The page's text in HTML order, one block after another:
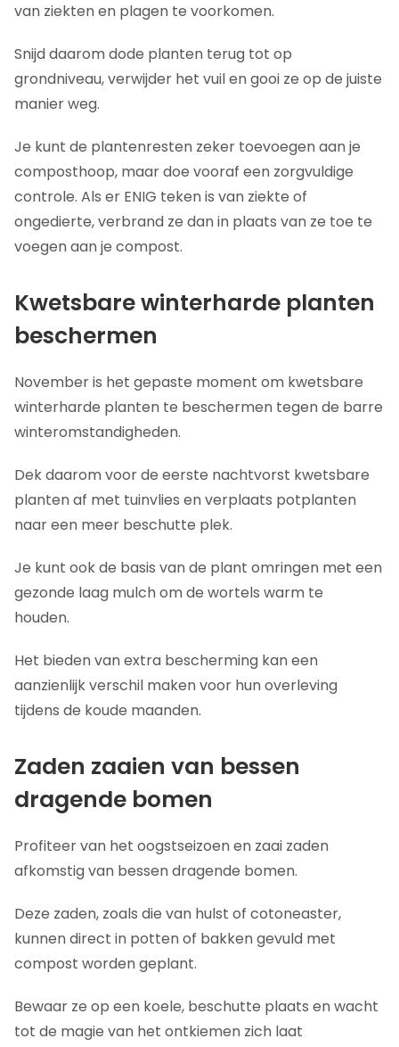
van ziekten en plagen te voorkomen.
Snijd daarom dode planten terug tot op
grondniveau, verwijder het vuil en gooi ze op de juiste
manier weg.
Je kunt de plantenresten zeker toevoegen aan je
composthoop, maar doe vooraf een zorgvuldige
controle. Als er ENIG teken is van ziekte of
ongedierte, verbrand ze dan in plaats van ze toe te
voegen aan je compost.
Kwetsbare winterharde planten
beschermen
November is het gepaste moment om kwetsbare
winterharde planten te beschermen tegen de barre
winteromstandigheden.
Dek daarom voor de eerste nachtvorst kwetsbare
planten af met tuinvlies en verplaats potplanten
naar een meer beschutte plek.
Je kunt ook de basis van de plant omringen met een
gezonde laag mulch om de wortels warm te
houden.
Het bieden van extra bescherming kan een
aanzienlijk verschil maken voor hun overleving
tijdens de koude maanden.
Zaden zaaien van bessen
dragende bomen
Profiteer van het oogstseizoen en zaai zaden
afkomstig van bessen dragende bomen.
Deze zaden, zoals die van hulst of cotoneaster,
kunnen direct in potten of bakken gevuld met
compost worden geplant.
Bewaar ze op een koele, beschutte plaats en wacht
tot de magie van het ontkiemen zich laat